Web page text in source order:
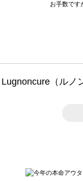
お手数です
Lugnoncure（ルノ